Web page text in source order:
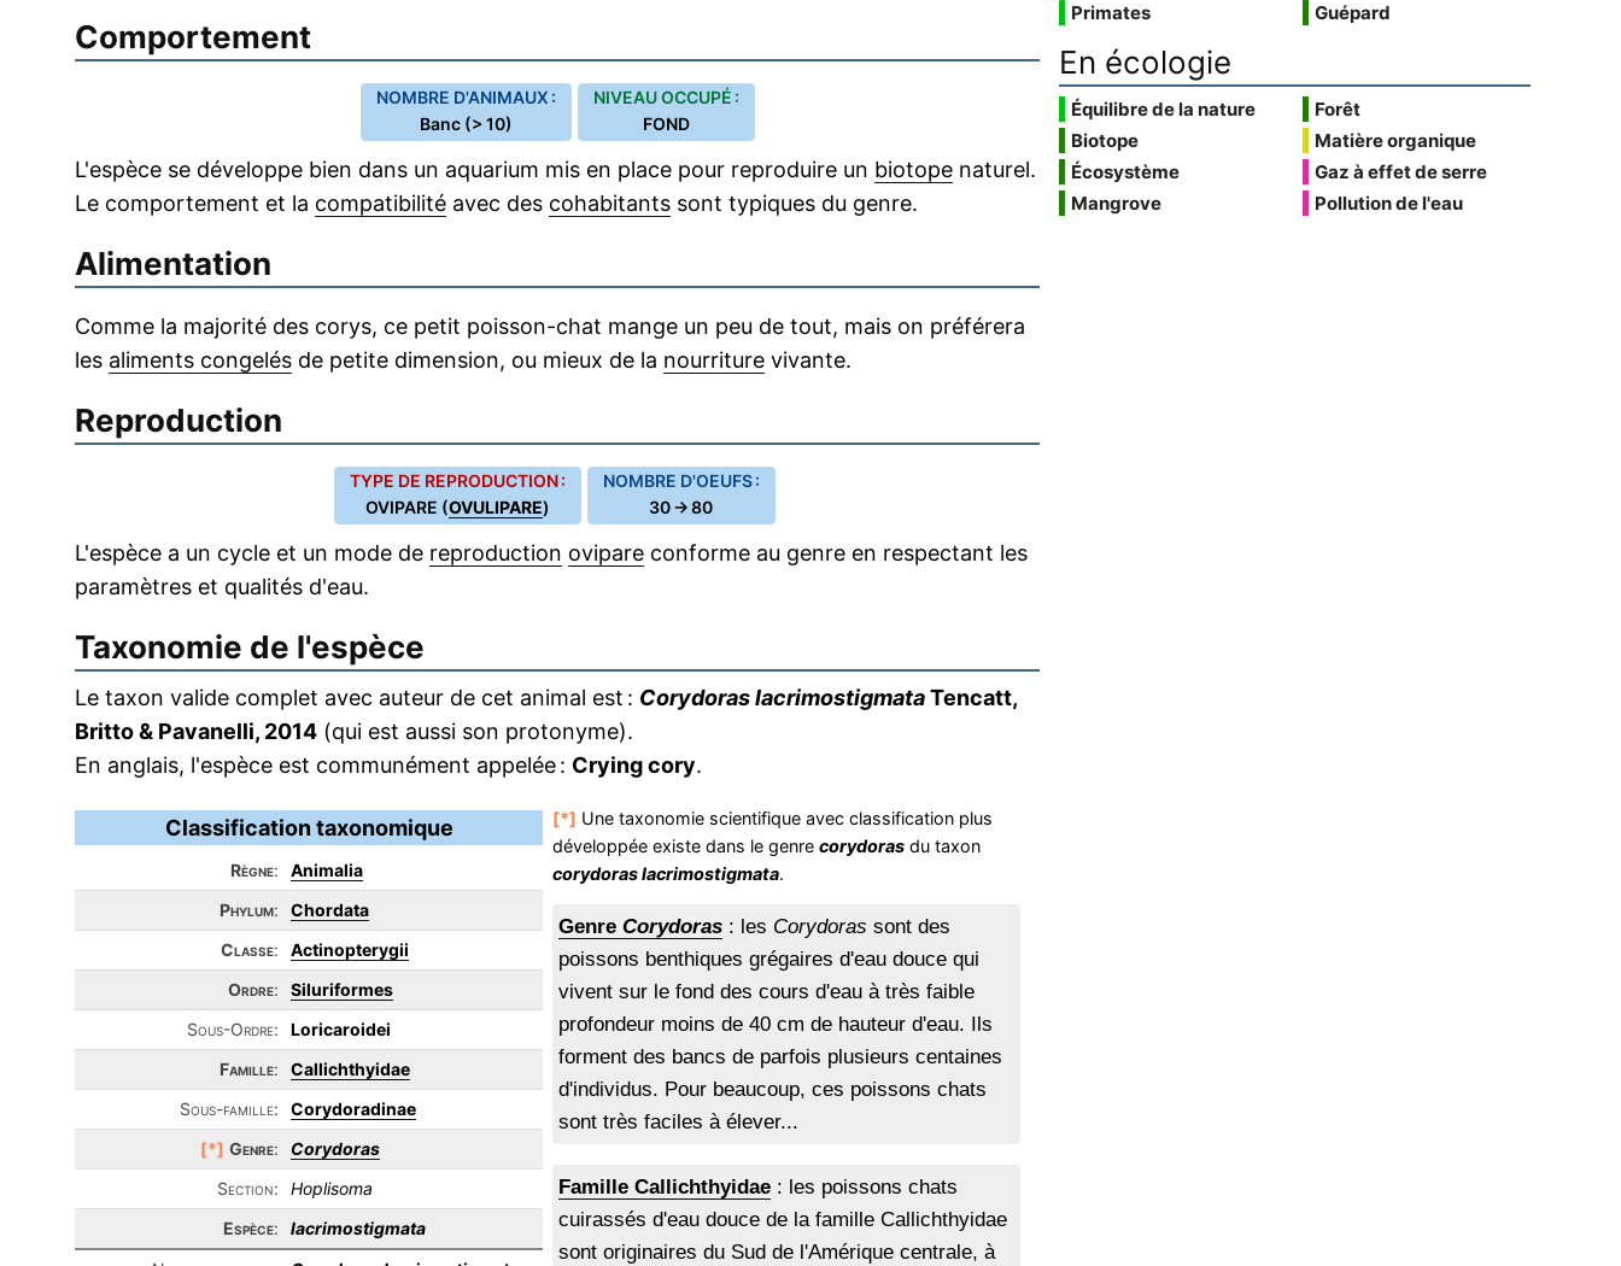
Comportement
NOMBRE D'ANIMAUX :
Banc (> 10)
NIVEAU OCCUPÉ :
FOND
L'espèce se développe bien dans un aquarium mis en place pour reproduire un biotope naturel.
Le comportement et la compatibilité avec des cohabitants sont typiques du genre.
Alimentation
Comme la majorité des corys, ce petit poisson-chat mange un peu de tout, mais on préférera
les aliments congelés de petite dimension, ou mieux de la nourriture vivante.
Reproduction
TYPE DE REPRODUCTION :
OVIPARE (OVULIPARE)
NOMBRE D'OEUFS :
30 → 80
L'espèce a un cycle et un mode de reproduction ovipare conforme au genre en respectant les
paramètres et qualités d'eau.
Taxonomie de l'espèce
Le taxon valide complet avec auteur de cet animal est : Corydoras lacrimostigmataTencatt,
Britto & Pavanelli, 2014 (qui est aussi son protonyme).
En anglais, l'espèce est communément appelée : Crying cory.
Classification taxonomique
Règne:
Animalia
Phylum:
Chordata
Classe:
Actinopterygii
Ordre:
Siluriformes
Sous-Ordre:
Loricaroidei
Famille:
Callichthyidae
Sous-famille:
Corydoradinae
[*] Genre:
Corydoras
Section:
Hoplisoma
Espèce:
lacrimostigmata
[*] Une taxonomie scientifique avec classification plus
développée existe dans le genrecorydoras du taxon
corydoras lacrimostigmata.
GenreCorydoras : les Corydoras sont des
poissons benthiques grégaires d'eau douce qui
vivent sur le fond des cours d'eau à très faible
profondeur moins de 40 cm de hauteur d'eau. Ils
forment des bancs de parfois plusieurs centaines
d'individus. Pour beaucoup, ces poissons chats
sont très faciles à élever...
Famille Callichthyidae : les poissons chats
cuirassés d'eau douce de la famille Callichthyidae
sont originaires du Sud de l'Amérique centrale, à
Primates
Guépard
En écologie
Équilibre de la nature
Biotope
Écosystème
Mangrove
Forêt
Matière organique
Gaz à effet de serre
Pollution de l'eau